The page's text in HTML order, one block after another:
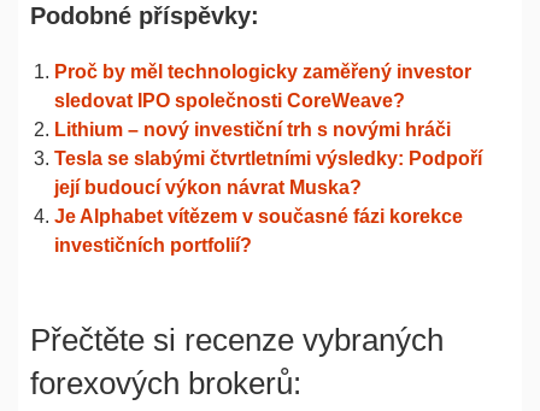
Podobné příspěvky:
Proč by měl technologicky zaměřený investor
sledovat IPO společnosti CoreWeave?
Lithium – nový investiční trh s novými hráči
Tesla se slabými čtvrtletními výsledky: Podpoří
její budoucí výkon návrat Muska?
Je Alphabet vítězem v současné fázi korekce
investičních portfolií?
Přečtěte si recenze vybraných
forexových brokerů: